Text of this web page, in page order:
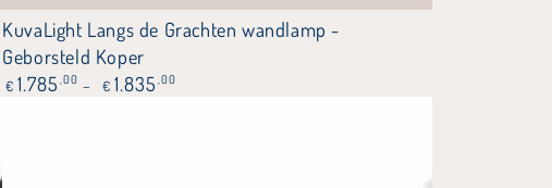
KuvaLight
Langs
de
-
KuvaLight Langs de Grachten wandlamp -
Geborsteld Koper
Normale
€ 1.785 ,00 € 1.835 ,00